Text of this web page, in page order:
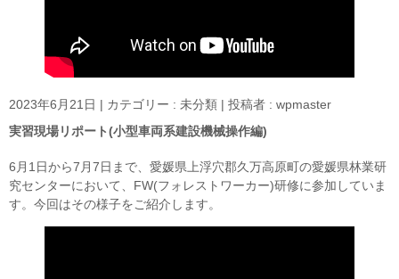
2023年6月21日 | カテゴリー : 未分類 | 投稿者 : wpmaster
実習現場リポート(小型車両系建設機械操作編)
6月1日から7月7日まで、愛媛県上浮穴郡久万高原町の愛媛県林業研
究センターにおいて、FW(フォレストワーカー)研修に参加していま
す。今回はその様子をご紹介します。